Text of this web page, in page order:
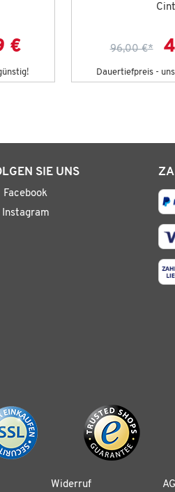
€ 96,00 €*
Dauertiefpreis -
SIE UNS
Facebook
Instagram
Widerruf